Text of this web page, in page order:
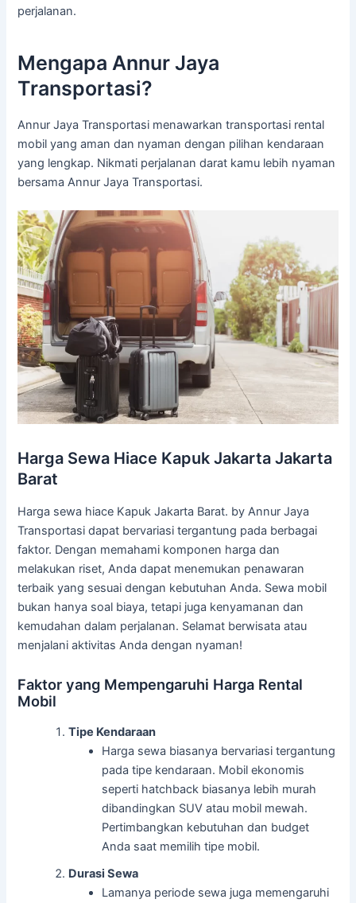
perjalanan.
Mengapa Annur Jaya
Transportasi?
Annur Jaya Transportasi menawarkan transportasi rental
mobil yang aman dan nyaman dengan pilihan kendaraan
yang lengkap. Nikmati perjalanan darat kamu lebih nyaman
bersama Annur Jaya Transportasi.
Harga Sewa Hiace Kapuk Jakarta Jakarta
Barat
Harga sewa hiace Kapuk Jakarta Barat. by Annur Jaya
Transportasi dapat bervariasi tergantung pada berbagai
faktor. Dengan memahami komponen harga dan
melakukan riset, Anda dapat menemukan penawaran
terbaik yang sesuai dengan kebutuhan Anda. Sewa mobil
bukan hanya soal biaya, tetapi juga kenyamanan dan
kemudahan dalam perjalanan. Selamat berwisata atau
menjalani aktivitas Anda dengan nyaman!
Faktor yang Mempengaruhi Harga Rental
Mobil
Tipe Kendaraan
Harga sewa biasanya bervariasi tergantung
pada tipe kendaraan. Mobil ekonomis
seperti hatchback biasanya lebih murah
dibandingkan SUV atau mobil mewah.
Pertimbangkan kebutuhan dan budget
Anda saat memilih tipe mobil.
Durasi Sewa
Lamanya periode sewa juga memengaruhi